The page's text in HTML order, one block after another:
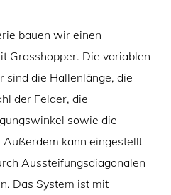
bauen wir einen
Grasshopper. Die variablen
sind die Hallenlänge, die
der Felder, die
sowie die
kann eingestellt
Aussteifungsdiagonalen
Das System ist mit